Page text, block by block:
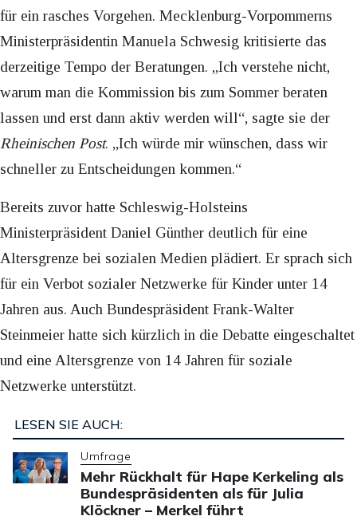
für ein rasches Vorgehen. Mecklenburg-Vorpommerns
Ministerpräsidentin Manuela Schwesig kritisierte das
derzeitige Tempo der Beratungen. „Ich verstehe nicht,
warum man die Kommission bis zum Sommer beraten
lassen und erst dann aktiv werden will“, sagte sie der
Rheinischen Post. „Ich würde mir wünschen, dass wir
schneller zu Entscheidungen kommen.“
Bereits zuvor hatte Schleswig-Holsteins
Ministerpräsident Daniel Günther deutlich für eine
Altersgrenze bei sozialen Medien plädiert. Er sprach sich
für ein Verbot sozialer Netzwerke für Kinder unter 14
Jahren aus. Auch Bundespräsident Frank-Walter
Steinmeier hatte sich kürzlich in die Debatte eingeschaltet
und eine Altersgrenze von 14 Jahren für soziale
Netzwerke unterstützt.
LESEN SIE AUCH:
Umfrage
Mehr Rückhalt für Hape Kerkeling als
Bundespräsidenten als für Julia
Klöckner – Merkel führt